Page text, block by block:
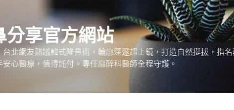
分享官方網站
北網友熱議韓式隆鼻術，輪廓深邃超上鏡，打造自然挺拔，指
心醫療，值得託付。專任麻醉科醫師全程守護。